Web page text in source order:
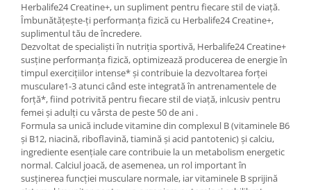
Herbalife24 Creatine+, un supliment pentru fiecare stil de viață.
Îmbunătățește-ți performanța fizică cu Herbalife24 Creatine+,
suplimentul tău de încredere.
Dezvoltat de specialiști în nutriția sportivă, Herbalife24 Creatine+
susține performanța fizică, optimizează producerea de energie în
timpul exercițiilor intense* și contribuie la dezvoltarea forței
musculare1-3 atunci când este integrată în antrenamentele de
forță*, fiind potrivită pentru fiecare stil de viață, inlcusiv pentru
femei și adulți cu vârsta de peste 50 de ani .
Formula sa unică include vitamine din complexul B (vitaminele B6
și B12, niacină, riboflavină, tiamină și acid pantotenic) și calciu,
ingrediente esențiale care contribuie la un metabolism energetic
normal. Calciul joacă, de asemenea, un rol important în
susținerea funcției musculare normale, iar vitaminele B sprijină